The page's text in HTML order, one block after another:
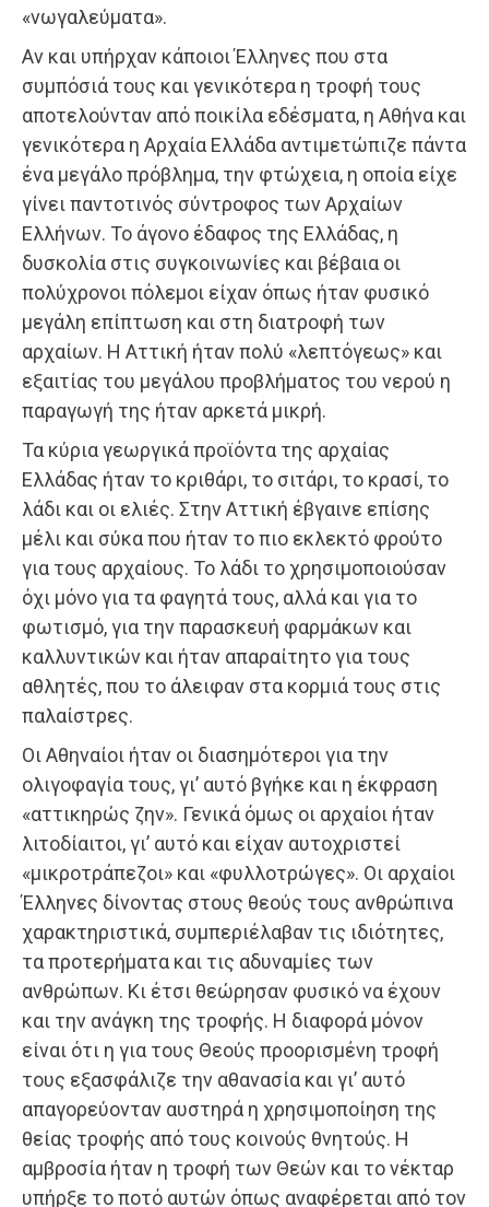
«νωγαλεύματα».
Αν και υπήρχαν κάποιοι Έλληνες που στα
συμπόσιά τους και γενικότερα η τροφή τους
αποτελούνταν από ποικίλα εδέσματα, η Αθήνα και
γενικότερα η Αρχαία Ελλάδα αντιμετώπιζε πάντα
ένα μεγάλο πρόβλημα, την φτώχεια, η οποία είχε
γίνει παντοτινός σύντροφος των Αρχαίων
Ελλήνων. Το άγονο έδαφος της Ελλάδας, η
δυσκολία στις συγκοινωνίες και βέβαια οι
πολύχρονοι πόλεμοι είχαν όπως ήταν φυσικό
μεγάλη επίπτωση και στη διατροφή των
αρχαίων. Η Αττική ήταν πολύ «λεπτόγεως» και
εξαιτίας του μεγάλου προβλήματος του νερού η
παραγωγή της ήταν αρκετά μικρή.
Τα κύρια γεωργικά προϊόντα της αρχαίας
Ελλάδας ήταν το κριθάρι, το σιτάρι, το κρασί, το
λάδι και οι ελιές. Στην Αττική έβγαινε επίσης
μέλι και σύκα που ήταν το πιο εκλεκτό φρούτο
για τους αρχαίους. Το λάδι το χρησιμοποιούσαν
όχι μόνο για τα φαγητά τους, αλλά και για το
φωτισμό, για την παρασκευή φαρμάκων και
καλλυντικών και ήταν απαραίτητο για τους
αθλητές, που το άλειφαν στα κορμιά τους στις
παλαίστρες.
Οι Αθηναίοι ήταν οι διασημότεροι για την
ολιγοφαγία τους, γι’ αυτό βγήκε και η έκφραση
«αττικηρώς ζην». Γενικά όμως οι αρχαίοι ήταν
λιτοδίαιτοι, γι’ αυτό και είχαν αυτοχριστεί
«μικροτράπεζοι» και «φυλλοτρώγες». Οι αρχαίοι
Έλληνες δίνοντας στους θεούς τους ανθρώπινα
χαρακτηριστικά, συμπεριέλαβαν τις ιδιότητες,
τα προτερήματα και τις αδυναμίες των
ανθρώπων. Κι έτσι θεώρησαν φυσικό να έχουν
και την ανάγκη της τροφής. Η διαφορά μόνον
είναι ότι η για τους Θεούς προορισμένη τροφή
τους εξασφάλιζε την αθανασία και γι’ αυτό
απαγορεύονταν αυστηρά η χρησιμοποίηση της
θείας τροφής από τους κοινούς θνητούς. Η
αμβροσία ήταν η τροφή των Θεών και το νέκταρ
υπήρξε το ποτό αυτών όπως αναφέρεται από τον